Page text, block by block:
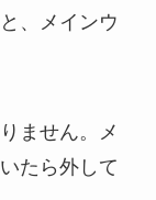
、メインウ
ません。メ
たら外して